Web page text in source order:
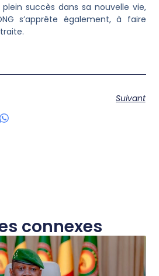
succès dans sa nouvelle vie,
s’apprête également, à faire
Suivant
connexes